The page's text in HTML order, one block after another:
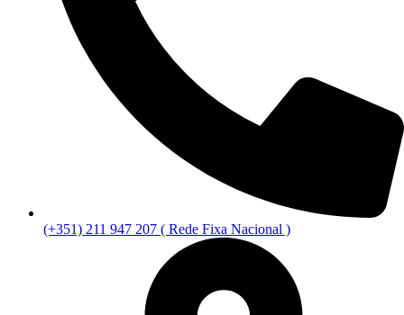
(+351) 211 947 207 ( Rede Fixa Nacional )